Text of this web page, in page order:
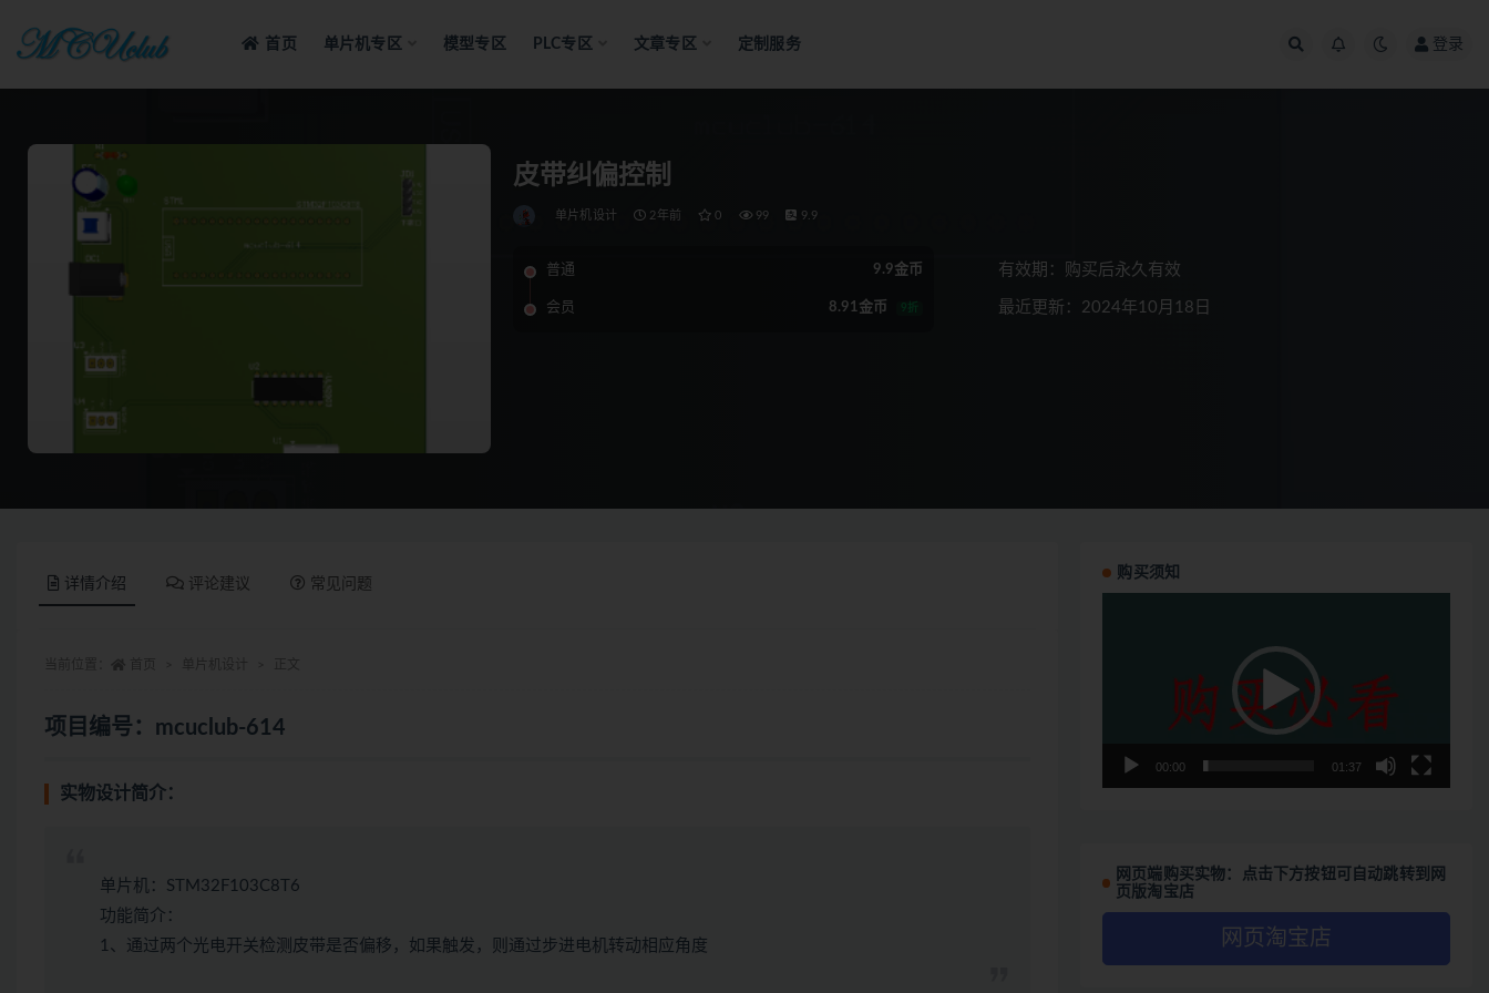
首页 单片机专区 模型专区 PLC专区 文章专区 定制服务 登录
皮带纠偏控制
单片机设计 2年前 0 99 9.9
普通 9.9金币
会员 8.91金币 9折
有效期：购买后永久有效
最近更新：2024年10月18日
详情介绍 评论建议 常见问题
项目编号：mcuclub-614
实物设计简介：
单片机：STM32F103C8T6
功能简介：
1、通过两个光电开关检测皮带是否偏移，如果触发，则通过步进电机转动相应角度
购买须知
00:00 01:37
网页端购买实物：点击下方按钮可自动跳转到网
页版淘宝店
网页淘宝店